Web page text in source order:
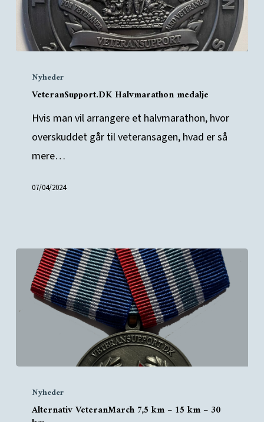
Halvmarathon
medalje
Nyheder
VeteranSupport.DK Halvmarathon medalje
Hvis man vil arrangere et halvmarathon, hvor
overskuddet går til veteransagen, hvad er så
mere…
07/04/2024
VeteranMarch
Nyheder
Alternativ VeteranMarch 7,5 km – 15 km – 30